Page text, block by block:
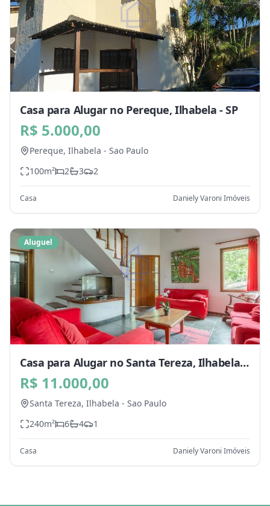
Casa para Alugar no Pereque, Ilhabela - SP
R$ 5.000,00
Pereque, Ilhabela - Sao Paulo
100m² 2 3 2
Casa Daniely Varoni Imóveis
Aluguel
Casa para Alugar no Santa Tereza, Ilhabela -
SP
R$ 11.000,00
Santa Tereza, Ilhabela - Sao Paulo
240m² 6 4 1
Casa Daniely Varoni Imóveis